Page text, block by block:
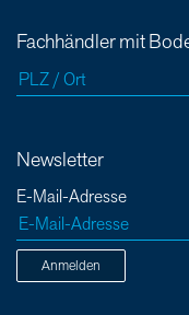
Fachhändler mit
Newsletter
E-Mail-Adresse
Anmelden